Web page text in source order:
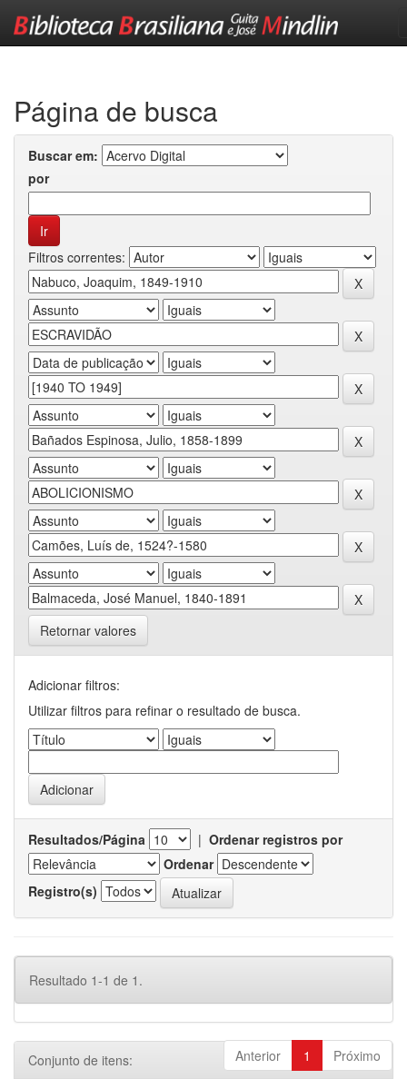
Página de busca
Buscar em:
por
Filtros correntes:
Retornar valores
Adicionar filtros:
Utilizar filtros para refinar o resultado de busca.
Resultados/Página | Ordenar registros por
Ordenar
Registro(s)
Resultado 1-1 de 1.
Anterior 1 Próximo
Conjunto de itens: